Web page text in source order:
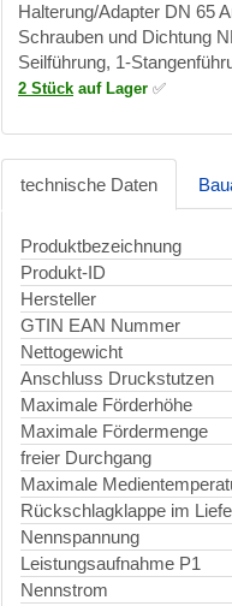
Halterung/Adapter DN 65
Schrauben und Dichtung
Seilführung, 1-
2 Stück auf Lager ✅
technische Daten
Produktbezeichnung
Produkt-ID
Hersteller
GTIN EAN Nummer
Nettogewicht
Anschluss Druckstutzen
Maximale Förderhöhe
Maximale Fördermenge
freier Durchgang
Maximale
Rückschlagklappe im
Nennspannung
Leistungsaufnahme P1
Nennstrom